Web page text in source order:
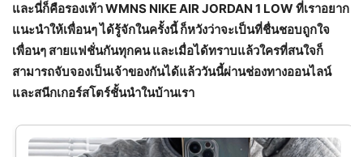
และนี่ก็คือรองเท้าWMNS NIKE AIR JORDAN 1 LOWที่เราอยาก
แนะนำให้เพื่อนๆ ได้รู้จักในครั้งนี้ ก็หวังว่าจะเป็นที่ชื่นชอบถูกใจ
เพื่อนๆ สายแฟชั่นกันทุกคน และเมื่อได้ทราบแล้วใครที่สนใจก็
สามารถจับจองเป็นเจ้าของกันได้แล้ววันนี้ผ่านช่องทางออนไลน์
และสนีกเกอร์สโตร์ชั้นนำในบ้านเรา